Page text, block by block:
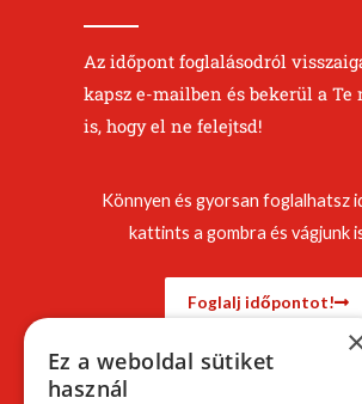
Az időpont foglalásodról
kapsz e-mailben és bekerül a Te
is, hogy el ne felejtsd!
Könnyen és gyorsan foglalhatsz
kattints a gombra és vágjunk
Foglalj időpontot!
Jelentkezési és lemondási
Ez a weboldal sütiket
használ